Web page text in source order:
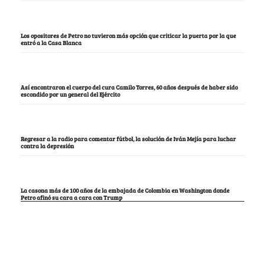
Los opositores de Petro no tuvieron más opción que criticar la puerta por la que
entró a la Casa Blanca
Así encontraron el cuerpo del cura Camilo Torres, 60 años después de haber sido
escondido por un general del Ejército
Regresar a la radio para comentar fútbol, la solución de Iván Mejía para luchar
contra la depresión
La casona más de 100 años de la embajada de Colombia en Washington donde
Petro afinó su cara a cara con Trump